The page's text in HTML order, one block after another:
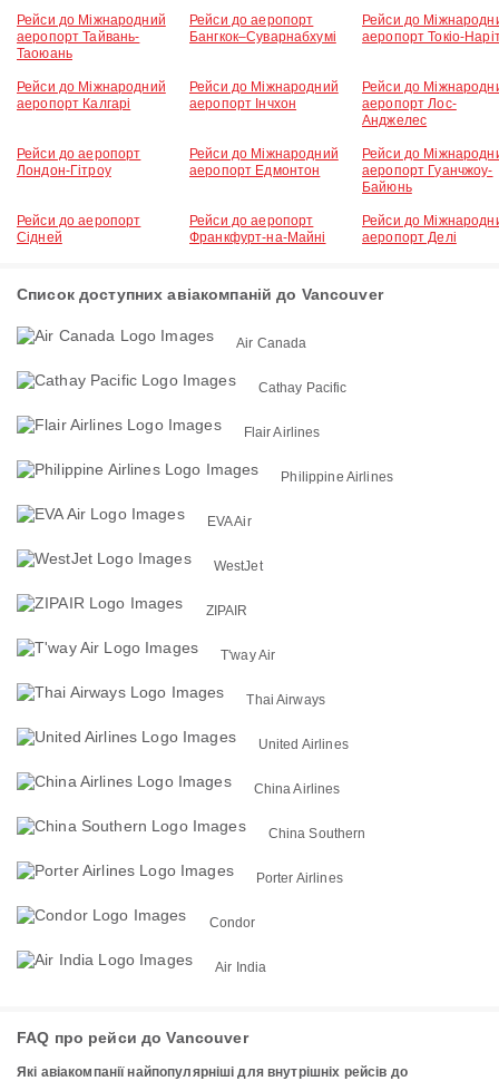
Рейси до Міжнародний
аеропорт Тайвань-
Таоюань
Рейси до аеропорт
Бангкок–Суварнабхумі
Рейси до
аеропорт Токіо-
Рейси до Міжнародний
аеропорт Калгарі
Рейси до Міжнародний
аеропорт Інчхон
Рейси до
аеропорт Лос-
Анджелес
Рейси до аеропорт
Лондон-Гітроу
Рейси до Міжнародний
аеропорт Едмонтон
Рейси до
аеропорт Гуанчжоу-
Байюнь
Рейси до аеропорт
Сідней
Рейси до аеропорт
Франкфурт-на-Майні
Рейси до
аеропорт Делі
Список доступних авіакомпаній до Vancouver
Air Canada
Cathay Pacific
Flair Airlines
Philippine Airlines
EVA Air
WestJet
ZIPAIR
T'way Air
Thai Airways
United Airlines
China Airlines
China Southern
Porter Airlines
Condor
Air India
FAQ про рейси до Vancouver
Які авіакомпанії найпопулярніші для внутрішніх рейсів до